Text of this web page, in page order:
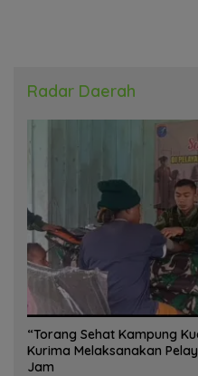
Radar Daerah
“Torang Sehat Kampung
Kurima Melaksanakan
Jam